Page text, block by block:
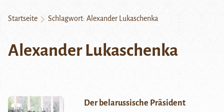
Startseite Schlagwort: Alexander Lukaschenka
Alexander Lukaschenka
Der belarussische Präsident